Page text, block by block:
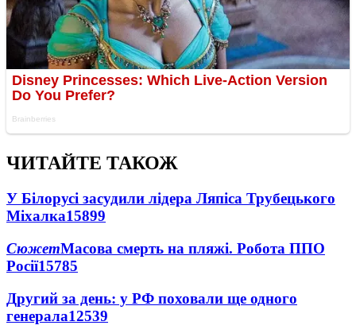
ЧИТАЙТЕ ТАКОЖ
У Білорусі засудили лідера Ляпіса Трубецького
Міхалка15899
СюжетМасова смерть на пляжі. Робота ППО
Росії15785
Другий за день: у РФ поховали ще одного
генерала12539